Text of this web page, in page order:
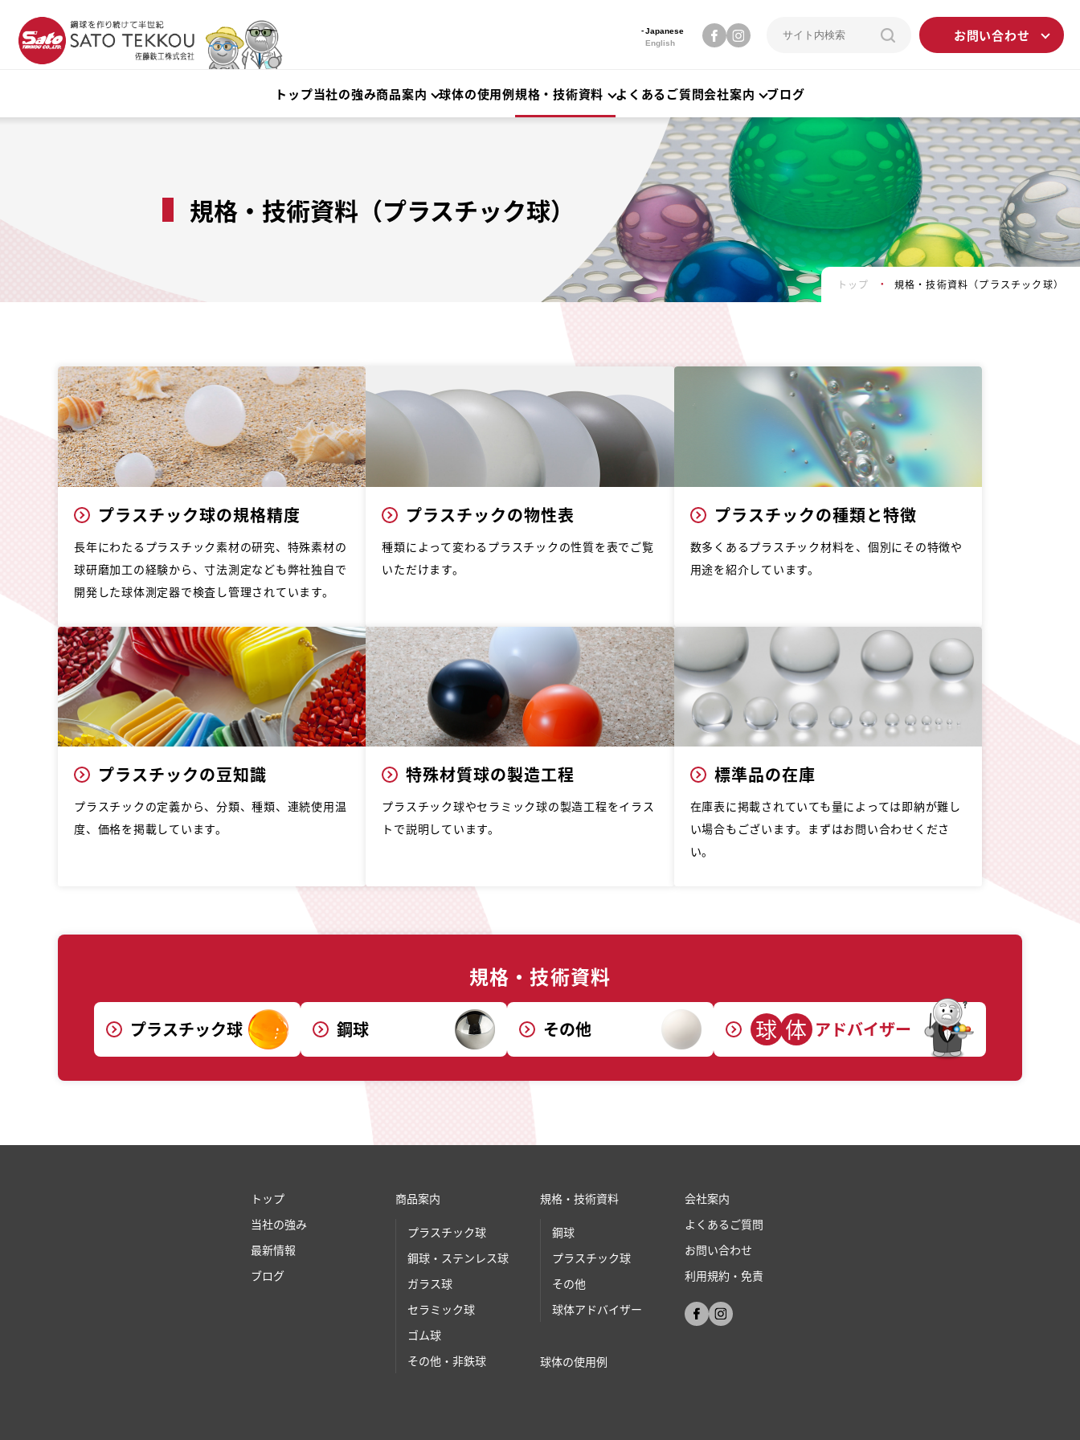
Japanese
English
お問い合わせ
トップ当社の強み商品案内 球体の使用例規格・技術資料 よくあるご質問会社案内 ブログ
規格・技術資料（プラスチック球）
トップ 規格・技術資料（プラスチック球）
プラスチック球の規格精度
長年にわたるプラスチック素材の研究、特殊素材の
球研磨加工の経験から、寸法測定なども弊社独自で
開発した球体測定器で検査し管理されています。
プラスチックの物性表
種類によって変わるプラスチックの性質を表でご覧
いただけます。
プラスチックの種類と特徴
数多くあるプラスチック材料を、個別にその特徴や
用途を紹介しています。
プラスチックの豆知識
プラスチックの定義から、分類、種類、連続使用温
度、価格を掲載しています。
特殊材質球の製造工程
プラスチック球やセラミック球の製造工程をイラス
トで説明しています。
標準品の在庫
在庫表に掲載されていても量によっては即納が難し
い場合もございます。まずはお問い合わせくださ
い。
規格・技術資料
プラスチック球 鋼球 その他 球 体 アドバイザー
トップ
当社の強み
最新情報
ブログ
商品案内
プラスチック球
鋼球・ステンレス球
ガラス球
セラミック球
ゴム球
その他・非鉄球
規格・技術資料
鋼球
プラスチック球
その他
球体アドバイザー
球体の使⽤例
会社案内
よくあるご質問
お問い合わせ
利用規約・免責